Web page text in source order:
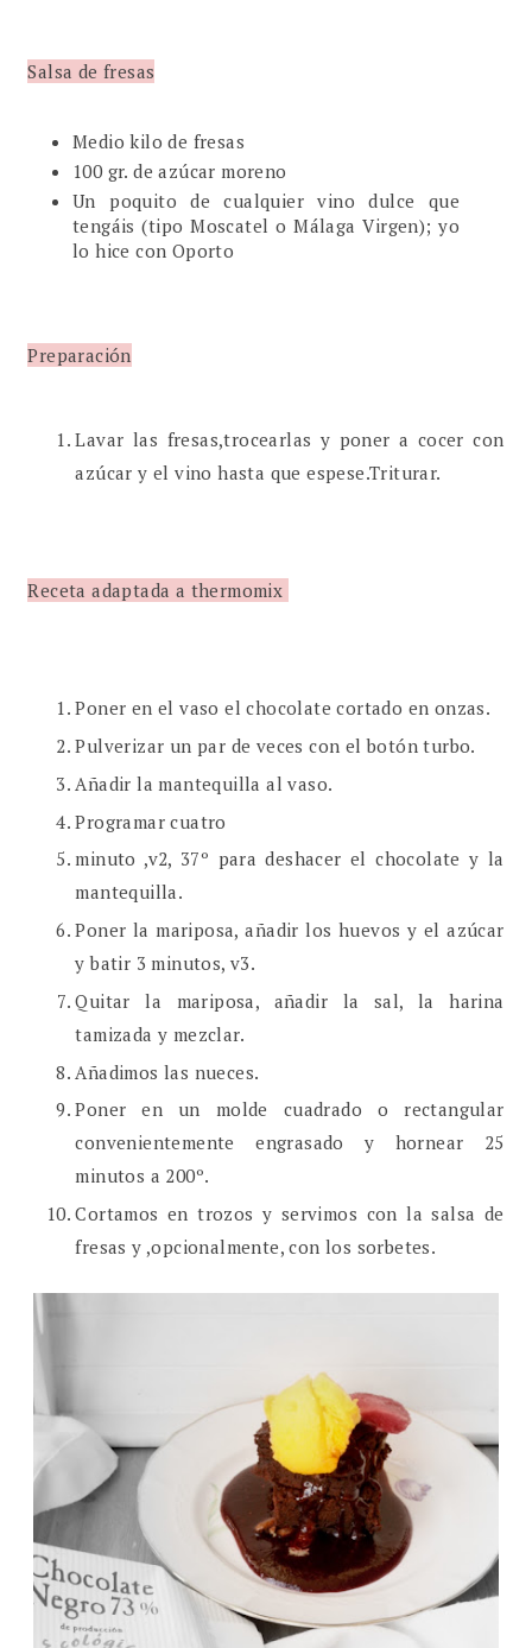
Salsa de fresas
Medio kilo de fresas
100 gr. de azúcar moreno
Un poquito de cualquier vino dulce que
tengáis (tipo Moscatel o Málaga Virgen); yo
lo hice con Oporto
Preparación
Lavar las fresas,trocearlas y poner a cocer con
azúcar y el vino hasta que espese.Triturar.
Receta adaptada a thermomix
Poner en el vaso el chocolate cortado en onzas.
Pulverizar un par de veces con el botón turbo.
Añadir la mantequilla al vaso.
Programar cuatro
minuto ,v2, 37º para deshacer el chocolate y la
mantequilla.
Poner la mariposa, añadir los huevos y el azúcar
y batir 3 minutos, v3.
Quitar la mariposa, añadir la sal, la harina
tamizada y mezclar.
Añadimos las nueces.
Poner en un molde cuadrado o rectangular
convenientemente engrasado y hornear 25
minutos a 200º.
Cortamos en trozos y servimos con la salsa de
fresas y ,opcionalmente, con los sorbetes.